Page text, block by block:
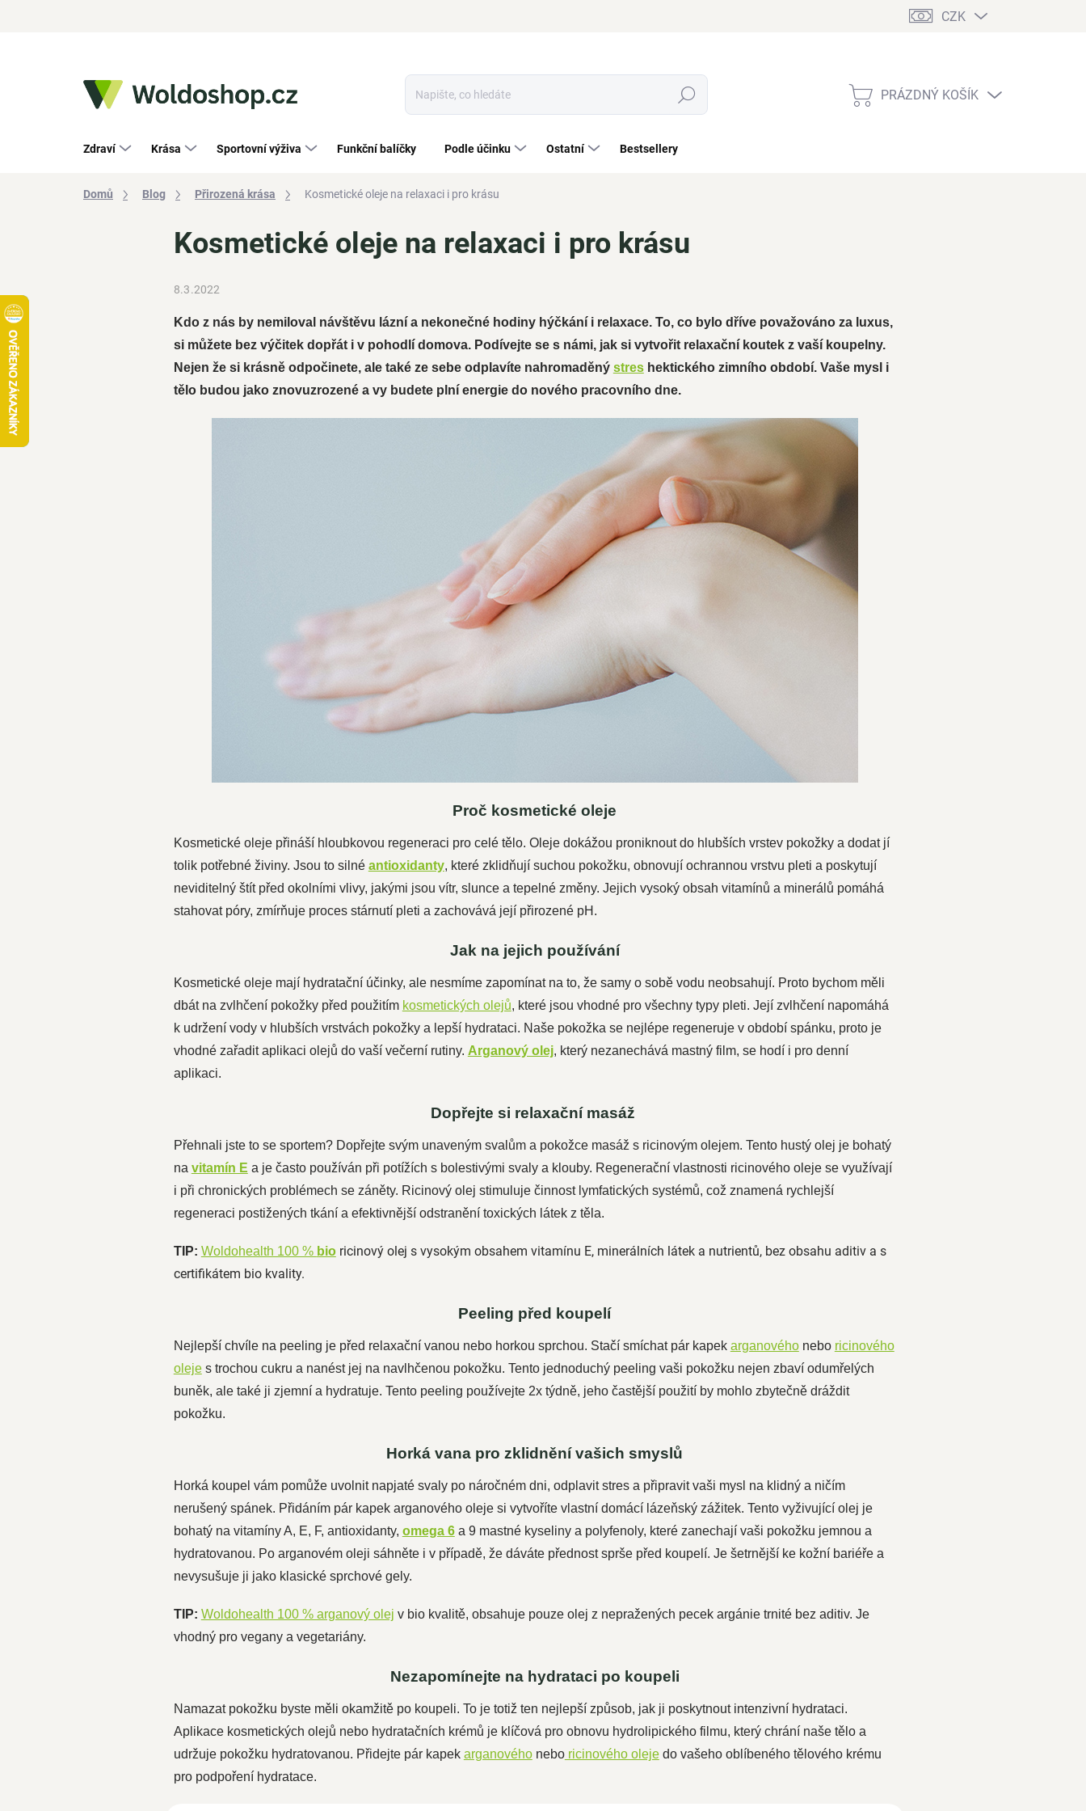
CZK
Hledat
NÁKUPNÍ
PRÁZDNÝ KOŠÍK
Zdraví Krása Sportovní výživa Funkční balíčky Podle účinku Ostatní Bestsellery
Domů Blog Přirozená krása Kosmetické oleje na relaxaci i pro krásu
Kosmetické oleje na relaxaci i pro krásu
8.3.2022
Kdo z nás by nemiloval návštěvu lázní a nekonečné hodiny hýčkání i relaxace. To, co bylo dříve považováno za luxus,
si můžete bez výčitek dopřát i v pohodlí domova. Podívejte se s námi, jak si vytvořit relaxační koutek z vaší koupelny.
Nejen že si krásně odpočinete, ale také ze sebe odplavíte nahromaděný streshektického zimního období. Vaše mysl i
tělo budou jako znovuzrozené a vy budete plní energie do nového pracovního dne.
Proč kosmetické oleje
Kosmetické oleje přináší hloubkovou regeneraci pro celé tělo. Oleje dokážou proniknout do hlubších vrstev pokožky a dodat jí
tolik potřebné živiny. Jsou to silné antioxidanty, které zklidňují suchou pokožku, obnovují ochrannou vrstvu pleti a poskytují
neviditelný štít před okolními vlivy, jakými jsou vítr, slunce a tepelné změny. Jejich vysoký obsah vitamínů a minerálů pomáhá
stahovat póry, zmírňuje proces stárnutí pleti a zachovává její přirozené pH.
Jak na jejich používání
Kosmetické oleje mají hydratační účinky, ale nesmíme zapomínat na to, že samy o sobě vodu neobsahují. Proto bychom měli
dbát na zvlhčení pokožky před použitím kosmetických olejů, které jsou vhodné pro všechny typy pleti. Její zvlhčení napomáhá
k udržení vody v hlubších vrstvách pokožky a lepší hydrataci. Naše pokožka se nejlépe regeneruje v období spánku, proto je
vhodné zařadit aplikaci olejů do vaší večerní rutiny. Arganový olej, který nezanechává mastný film, se hodí i pro denní
aplikaci.
Dopřejte si relaxační masáž
Přehnali jste to se sportem? Dopřejte svým unaveným svalům a pokožce masáž s ricinovým olejem. Tento hustý olej je bohatý
na vitamín E a je často používán při potížích s bolestivými svaly a klouby. Regenerační vlastnosti ricinového oleje se využívají
i při chronických problémech se záněty. Ricinový olej stimuluje činnost lymfatických systémů, což znamená rychlejší
regeneraci postižených tkání a efektivnější odstranění toxických látek z těla.
TIP: Woldohealth 100 % bioricinový olej s vysokým obsahem vitamínu E, minerálních látek a nutrientů, bez obsahu aditiv a s
certifikátem bio kvality.
Peeling před koupelí
Nejlepší chvíle na peeling je před relaxační vanou nebo horkou sprchou. Stačí smíchat pár kapek arganovéhonebo ricinového
olejes trochou cukru a nanést jej na navlhčenou pokožku. Tento jednoduchý peeling vaši pokožku nejen zbaví odumřelých
buněk, ale také ji zjemní a hydratuje. Tento peeling používejte 2x týdně, jeho častější použití by mohlo zbytečně dráždit
pokožku.
Horká vana pro zklidnění vašich smyslů
Horká koupel vám pomůže uvolnit napjaté svaly po náročném dni, odplavit stres a připravit vaši mysl na klidný a ničím
nerušený spánek. Přidáním pár kapek arganového oleje si vytvoříte vlastní domácí lázeňský zážitek. Tento vyživující olej je
bohatý na vitamíny A, E, F, antioxidanty, omega 6a 9 mastné kyseliny a polyfenoly, které zanechají vaši pokožku jemnou a
hydratovanou. Po arganovém oleji sáhněte i v případě, že dáváte přednost sprše před koupelí. Je šetrnější ke kožní bariéře a
nevysušuje ji jako klasické sprchové gely.
TIP: Woldohealth 100 % arganový olej v bio kvalitě, obsahuje pouze olej z nepražených pecek argánie trnité bez aditiv. Je
vhodný pro vegany a vegetariány.
Nezapomínejte na hydrataci po koupeli
Namazat pokožku byste měli okamžitě po koupeli. To je totiž ten nejlepší způsob, jak ji poskytnout intenzivní hydrataci.
Aplikace kosmetických olejů nebo hydratačních krémů je klíčová pro obnovu hydrolipického filmu, který chrání naše tělo a
udržuje pokožku hydratovanou. Přidejte pár kapek arganovéhoneboricinového olejedo vašeho oblíbeného tělového krému
pro podpoření hydratace.